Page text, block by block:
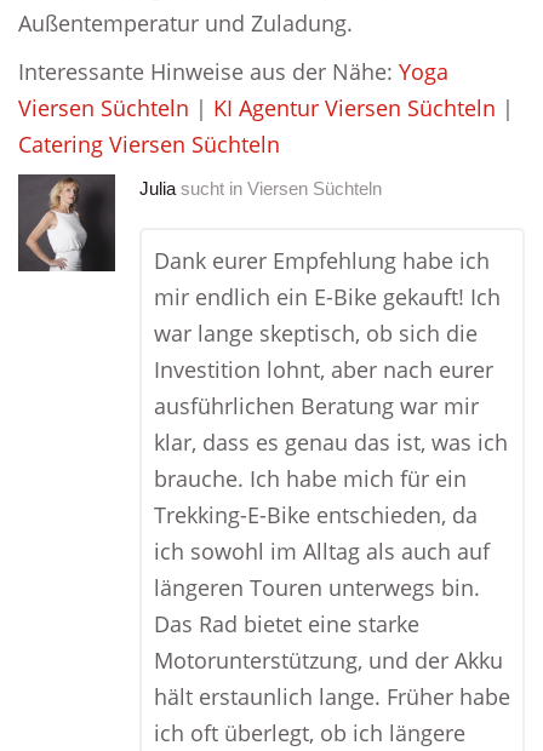
Außentemperatur und Zuladung.
Interessante Hinweise aus der Nähe: Yoga
Viersen Süchteln | KI Agentur Viersen Süchteln |
Catering Viersen Süchteln
Julia sucht in Viersen Süchteln
Dank eurer Empfehlung habe ich
mir endlich ein E-Bike gekauft! Ich
war lange skeptisch, ob sich die
Investition lohnt, aber nach eurer
ausführlichen Beratung war mir
klar, dass es genau das ist, was ich
brauche. Ich habe mich für ein
Trekking-E-Bike entschieden, da
ich sowohl im Alltag als auch auf
längeren Touren unterwegs bin.
Das Rad bietet eine starke
Motorunterstützung, und der Akku
hält erstaunlich lange. Früher habe
ich oft überlegt, ob ich längere